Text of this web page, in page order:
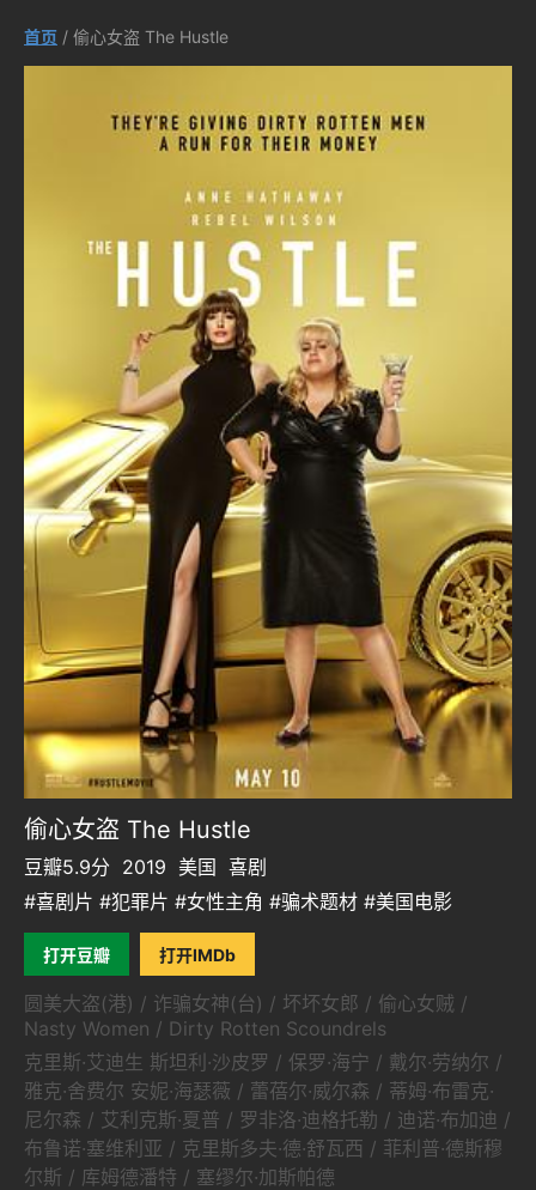
首页 / 偷心女盗 The Hustle
偷心女盗 The Hustle
豆瓣5.9分 2019 美国 喜剧
#喜剧片 #犯罪片 #女性主角 #骗术题材 #美国电影
打开豆瓣 打开IMDb
圆美大盗(港) / 诈骗女神(台) / 坏坏女郎 / 偷心女贼 /
Nasty Women / Dirty Rotten Scoundrels
克里斯·艾迪生 斯坦利·沙皮罗 / 保罗·海宁 / 戴尔·劳纳尔 /
雅克·舍费尔 安妮·海瑟薇 / 蕾蓓尔·威尔森 / 蒂姆·布雷克·
尼尔森 / 艾利克斯·夏普 / 罗非洛·迪格托勒 / 迪诺·布加迪 /
布鲁诺·塞维利亚 / 克里斯多夫·德·舒瓦西 / 菲利普·德斯穆
尔斯 / 库姆德潘特 / 塞缪尔·加斯帕德